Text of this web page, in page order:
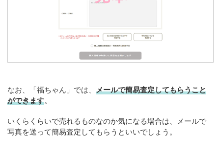
なお、「福ちゃん」では、 メールで簡易査定してもらうこと
ができます。
いくらくらいで売れるものなのか気になる場合は、メールで
写真を送って簡易査定してもらうといいでしょう。